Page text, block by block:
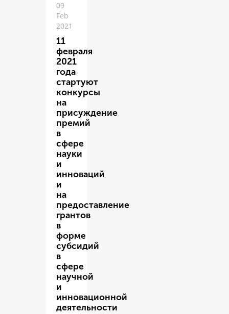
09
Feb
2021
11
февраля
2021
года
стартуют
конкурсы
на
присуждение
премий
в
сфере
науки
и
инноваций
и
на
предоставление
грантов
в
форме
субсидий
в
сфере
научной
и
инновационной
деятельности